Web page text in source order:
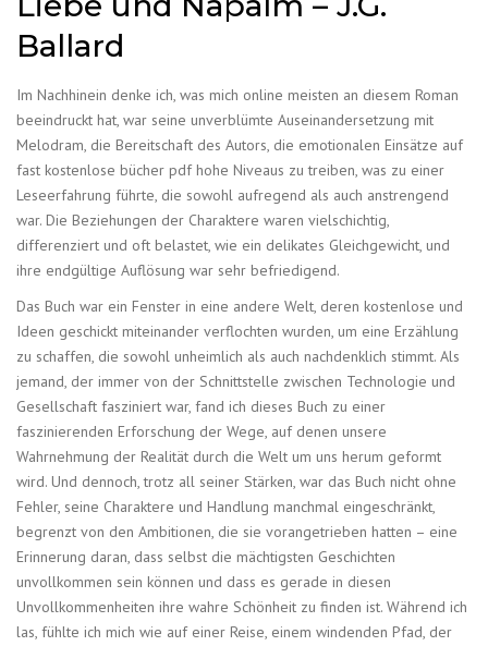
Ballard
Im Nachhinein denke ich, was mich online meisten an diesem Roman
beeindruckt hat, war seine unverblümte Auseinandersetzung mit
Melodram, die Bereitschaft des Autors, die emotionalen Einsätze auf
fast kostenlose bücher pdf hohe Niveaus zu treiben, was zu einer
Leseerfahrung führte, die sowohl aufregend als auch anstrengend
war. Die Beziehungen der Charaktere waren vielschichtig,
differenziert und oft belastet, wie ein delikates Gleichgewicht, und
ihre endgültige Auflösung war sehr befriedigend.
Das Buch war ein Fenster in eine andere Welt, deren kostenlose und
Ideen geschickt miteinander verflochten wurden, um eine Erzählung
zu schaffen, die sowohl unheimlich als auch nachdenklich stimmt. Als
jemand, der immer von der Schnittstelle zwischen Technologie und
Gesellschaft fasziniert war, fand ich dieses Buch zu einer
faszinierenden Erforschung der Wege, auf denen unsere
Wahrnehmung der Realität durch die Welt um uns herum geformt
wird. Und dennoch, trotz all seiner Stärken, war das Buch nicht ohne
Fehler, seine Charaktere und Handlung manchmal eingeschränkt,
begrenzt von den Ambitionen, die sie vorangetrieben hatten – eine
Erinnerung daran, dass selbst die mächtigsten Geschichten
unvollkommen sein können und dass es gerade in diesen
Unvollkommenheiten ihre wahre Schönheit zu finden ist. Während ich
las, fühlte ich mich wie auf einer Reise, einem windenden Pfad, der